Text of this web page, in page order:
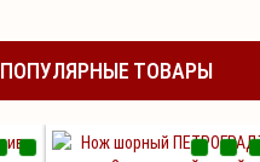
ПОПУЛЯРНЫЕ ТОВАРЫ